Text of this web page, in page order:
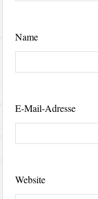
Name
E-Mail-Adresse
Website